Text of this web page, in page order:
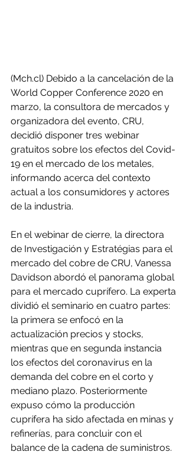
(Mch.cl) Debido a la cancelación de la
World Copper Conference 2020 en
marzo, la consultora de mercados y
organizadora del evento, CRU,
decidió disponer tres webinar
gratuitos sobre los efectos del Covid-
19 en el mercado de los metales,
informando acerca del contexto
actual a los consumidores y actores
de la industria.
En el webinar de cierre, la directora
de Investigación y Estratégias para el
mercado del cobre de CRU, Vanessa
Davidson abordó el panorama global
para el mercado cuprífero. La experta
dividió el seminario en cuatro partes:
la primera se enfocó en la
actualización precios y stocks,
mientras que en segunda instancia
los efectos del coronavirus en la
demanda del cobre en el corto y
mediano plazo. Posteriormente
expuso cómo la producción
cuprífera ha sido afectada en minas y
refinerías, para concluir con el
balance de la cadena de suministros.